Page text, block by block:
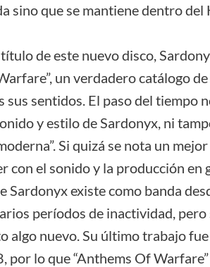
sino que se mantiene dentro del
de este nuevo disco,
un verdadero catálogo
sus sentidos. El paso del tiempo
y estilo de Sardonyx, ni
Si quizá se nota un
con el sonido y la producción en
Sardonyx existe como banda
períodos de inactividad,
algo nuevo. Su último trabajo
por lo que “Anthems Of